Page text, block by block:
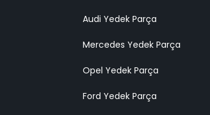
Audi Yedek Parça
Mercedes Yedek Parça
Opel Yedek Parça
Ford Yedek Parça